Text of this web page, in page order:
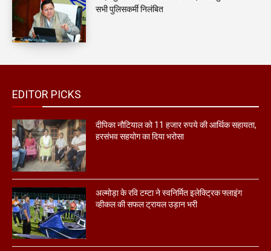
सभी पुलिसकर्मी निलंबित
EDITOR PICKS
दीपिका नौटियाल को 11 हजार रुपये की आर्थिक सहायता,
हरसंभव सहयोग का दिया भरोसा
अल्मोड़ा के रवि टम्टा ने स्वनिर्मित इलेक्ट्रिक फ्लाइंग
व्हीकल की सफल ट्रायल उड़ान भरी